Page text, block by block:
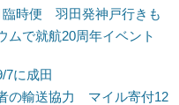
臨時便 羽田発神戸行きも
ムで就航20周年イベント
に成田
の輸送協力 マイル寄付12